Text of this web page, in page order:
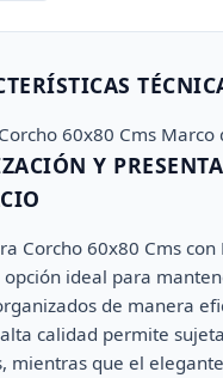
60x80 Cms
Y
Corcho 60x80 Cms
opción ideal para
de manera
calidad permite
mientras que el